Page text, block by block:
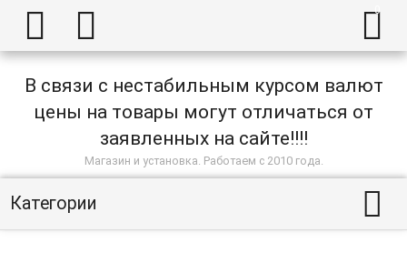
  
В связи с нестабильным курсом валют
цены на товары могут отличаться от
заявленных на сайте!!!!
Магазин и установка. Работаем с 2010 года.
Категории 